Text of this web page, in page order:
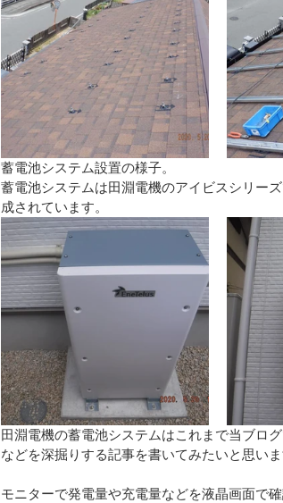
蓄電池システム設置の様子。
蓄電池システムは田淵電機のアイビスシリー
成されています。
田淵電機の蓄電池システムはこれまで当ブロ
などを深掘りする記事を書いてみたいと思い
モニターで発電量や充電量などを液晶画面で